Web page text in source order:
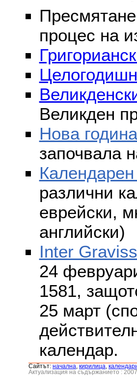
процес на
Великден
Нова година
започвала
Календарен
различни
еврейски,
английски)
Inter
24
1581,
25 март
календар.
Сайтът: началнa, кирилица,
Актуализация на съдържанието :